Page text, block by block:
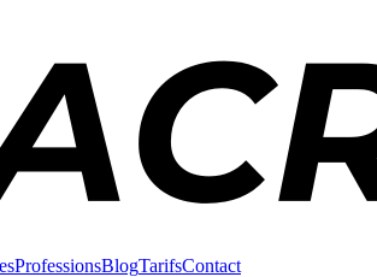
ProfessionsBlogTarifsContact